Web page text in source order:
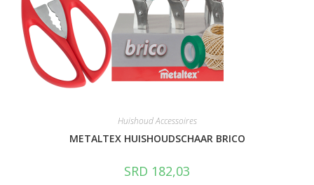
Huishoud Accessoires
METALTEX HUISHOUDSCHAAR BRICO
SRD 182,03